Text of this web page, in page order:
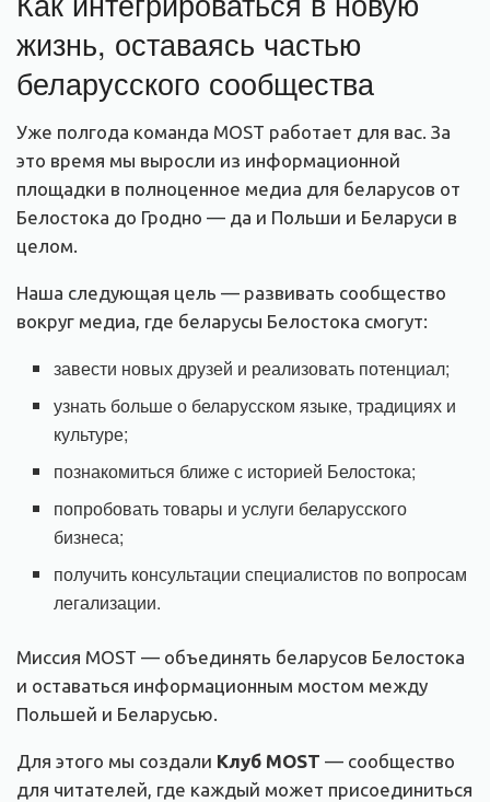
жизнь, оставаясь частью
беларусского сообщества
Уже полгода команда MOST работает для вас. За
это время мы выросли из информационной
площадки в полноценное медиа для беларусов от
Белостока до Гродно — да и Польши и Беларуси в
целом.
Наша следующая цель — развивать сообщество
вокруг медиа, где беларусы Белостока смогут:
завести новых друзей и реализовать потенциал;
узнать больше о беларусском языке, традициях и
культуре;
познакомиться ближе с историей Белостока;
попробовать товары и услуги беларусского
бизнеса;
получить консультации специалистов по вопросам
легализации.
Миссия MOST — объединять беларусов Белостока
и оставаться информационным мостом между
Польшей и Беларусью.
Для этого мы создали Клуб MOST — сообщество
для читателей, где каждый может присоединиться